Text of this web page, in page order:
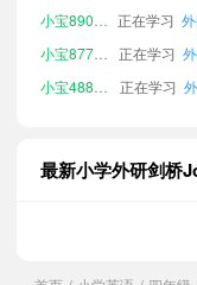
小宝890243 正在学习
小宝877227 正在学习
小宝488195
正在学习
小宝445342
正在学习
最新小学外研剑桥